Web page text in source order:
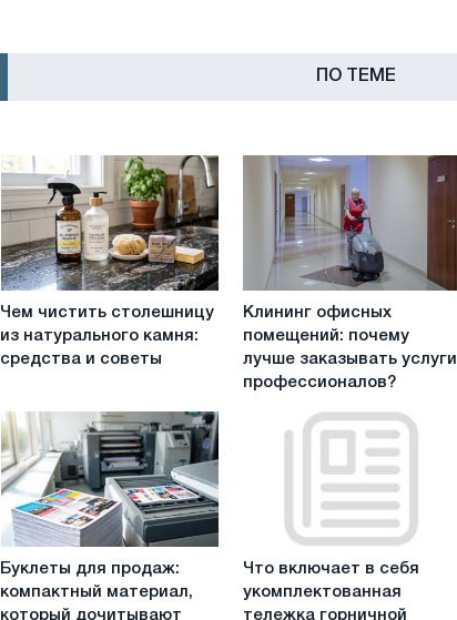
ПО ТЕМЕ
столешницу
из
камня:
средства
и
советы
Чем чистить столешницу
из натурального камня:
средства и советы
помещений:
почему
лучше
заказывать
профессионалов?
Клининг офисных
помещений: почему
лучше заказывать услуги
профессионалов?
для
Буклеты для продаж:
компактный материал,
который дочитывают
в
Что включает в себя
укомплектованная
тележка горничной